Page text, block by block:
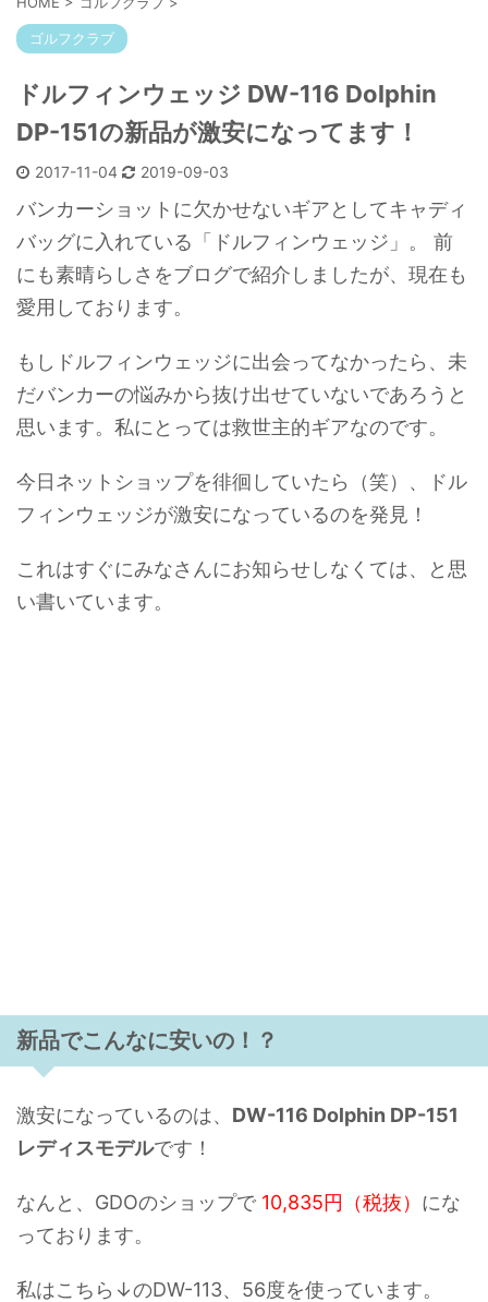
ゴルフクラブ
ドルフィンウェッジ DW-116 Dolphin
DP-151の新品が激安になってます！
2017-11-04 2019-09-03
バンカーショットに欠かせないギアとしてキャディ
バッグに入れている「ドルフィンウェッジ」。 前
にも素晴らしさをブログで紹介しましたが、現在も
愛用しております。
もしドルフィンウェッジに出会ってなかったら、未
だバンカーの悩みから抜け出せていないであろうと
思います。私にとっては救世主的ギアなのです。
今日ネットショップを徘徊していたら（笑）、ドル
フィンウェッジが激安になっているのを発見！
これはすぐにみなさんにお知らせしなくては、と思
い書いています。
新品でこんなに安いの！？
激安になっているのは、 DW-116 Dolphin DP-151
レディスモデルです！
なんと、GDOのショップで 10,835円（税抜） にな
っております。
私はこちら↓のDW-113、56度を使っています。